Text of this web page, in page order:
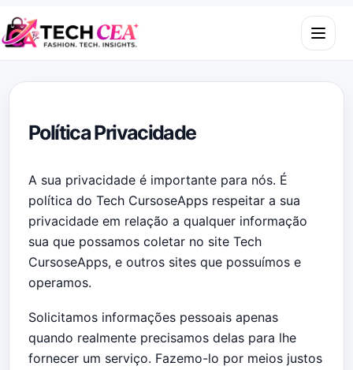
Skip to content
Open
Política Privacidade
A sua privacidade é importante para nós. É
política do Tech CursoseApps respeitar a sua
privacidade em relação a qualquer informação
sua que possamos coletar no site Tech
CursoseApps, e outros sites que possuímos e
operamos.
Solicitamos informações pessoais apenas
quando realmente precisamos delas para lhe
fornecer um serviço. Fazemo-lo por meios justos